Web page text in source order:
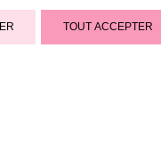
TOUT ACCEPTER